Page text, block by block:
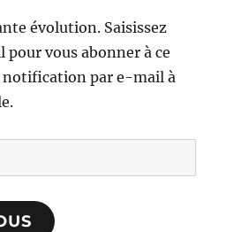
évolution. Saisissez
vous abonner à ce
notification par e-mail à